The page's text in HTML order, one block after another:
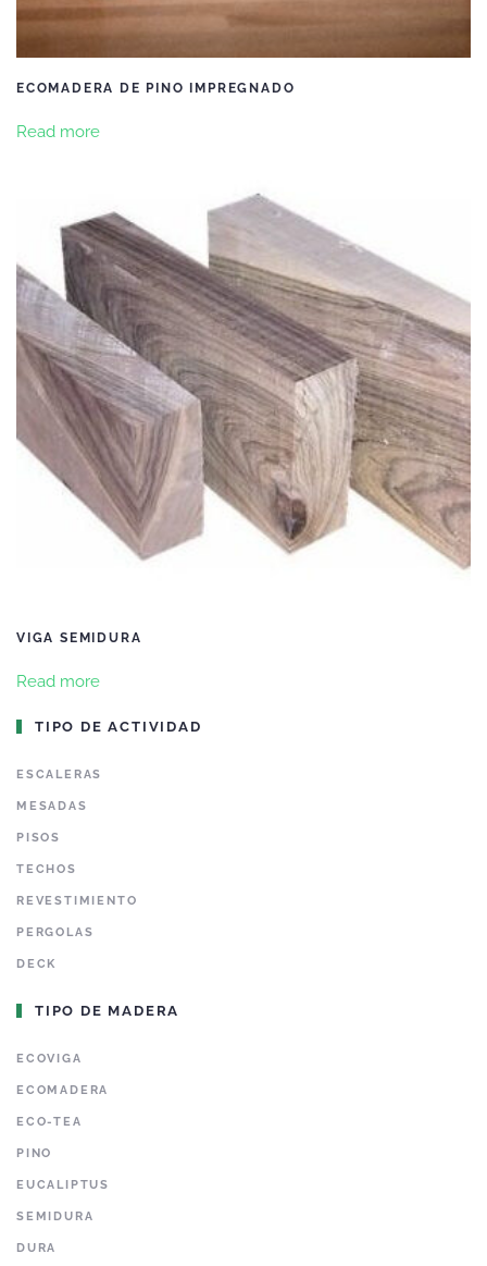
ECOMADERA DE PINO IMPREGNADO
Read more
VIGA SEMIDURA
Read more
TIPO DE ACTIVIDAD
ESCALERAS
MESADAS
PISOS
TECHOS
REVESTIMIENTO
PERGOLAS
DECK
TIPO DE MADERA
ECOVIGA
ECOMADERA
ECO-TEA
PINO
EUCALIPTUS
SEMIDURA
DURA